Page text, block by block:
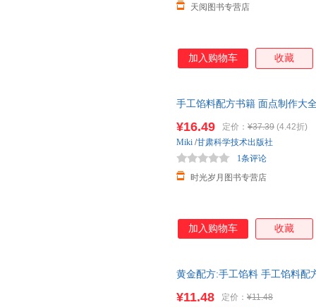
天阅图书专营店
加入购物车 收藏
手工馅料配方书籍 面点制作大
¥16.49 定价： ¥37.39 (4.42折)
时光岁月图书专营店
1条评论
Miki /甘肃科学技术出版社
加入购物车 收藏
黄金配方:手工馅料 手工馅料配
¥11.48 定价： ¥11.48